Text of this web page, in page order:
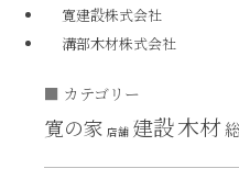
寛建設株式会社
溝部木材株式会社
カテゴリー
寛の家 店舗 建設木材